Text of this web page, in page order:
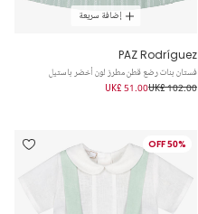
إضافة سريعة
PAZ Rodríguez
فستان بنات رضع قطن مطرز لون أخضر باستيل
UK£ 102.00
UK£ 51.00
50% OFF